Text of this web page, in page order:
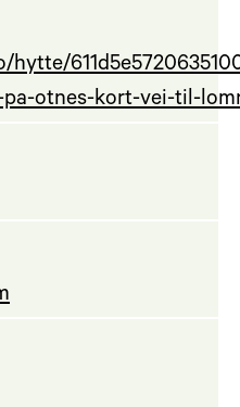
hytte/
otnes-kort-vei-til-